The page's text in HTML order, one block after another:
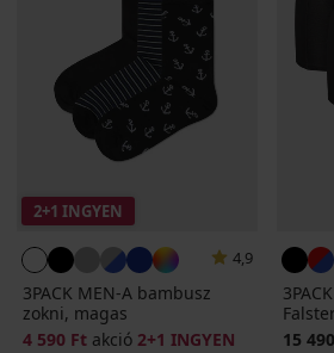
2+1 INGYEN
4,9
3PACK MEN-A bambusz
zokni, magas
4 590 Ft akció 2+1 INGYEN
15